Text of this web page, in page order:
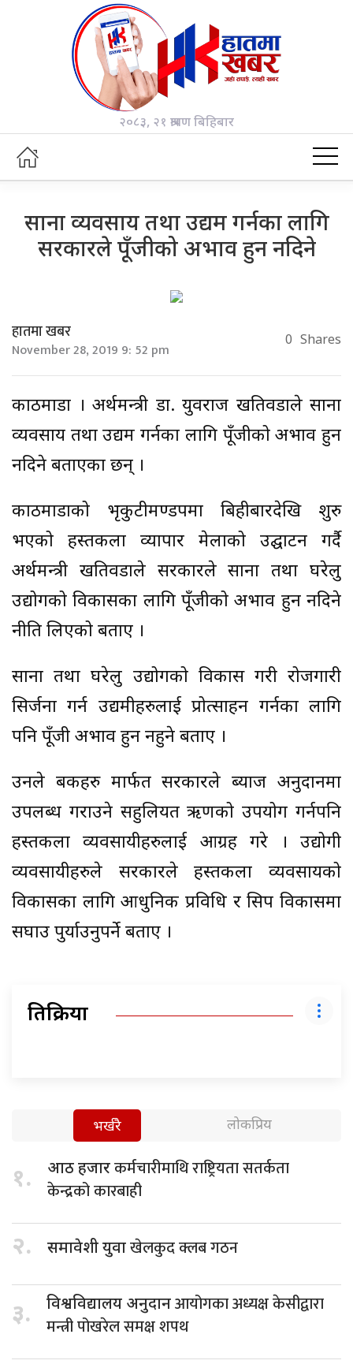
२०८३, २१ श्रावण बिहिबार
साना व्यवसाय तथा उद्यम गर्नका लागि
सरकारले पूँजीको अभाव हुन नदिने
हातमा खबर
November 28, 2019 9: 52 pm 0 Shares
काठमाडौं । अर्थमन्त्री डा. युवराज खतिवडाले साना
व्यवसाय तथा उद्यम गर्नका लागि पूँजीको अभाव हुन
नदिने बताएका छन् ।
काठमाडौंको भृकुटीमण्डपमा बिहीबारदेखि शुरु
भएको हस्तकला व्यापार मेलाको उद्घाटन गर्दै
अर्थमन्त्री खतिवडाले सरकारले साना तथा घरेलु
उद्योगको विकासका लागि पूँजीको अभाव हुन नदिने
नीति लिएको बताए ।
साना तथा घरेलु उद्योगको विकास गरी रोजगारी
सिर्जना गर्न उद्यमीहरुलाई प्रोत्साहन गर्नका लागि
पनि पूँजी अभाव हुन नहुने बताए ।
उनले बैंकहरु मार्फत सरकारले ब्याज अनुदानमा
उपलब्ध गराउने सहुलियत ऋणको उपयोग गर्नपनि
हस्तकला व्यवसायीहरुलाई आग्रह गरे । उद्योगी
व्यवसायीहरुले सरकारले हस्तकला व्यवसायको
विकासका लागि आधुनिक प्रविधि र सिप विकासमा
सघाउ पुर्याउनुपर्ने बताए ।
प्रतिक्रिया
भर्खरै लोकप्रिय
१. आठ हजारकर्मचारीमाथि राष्ट्रियता सतर्कता
केन्द्रको कारबाही
२. समावेशी युवाखेलकुद क्लब गठन
३. विश्वविद्यालय अनुदानआयोगका अध्यक्ष केसीद्वारा
मन्त्री पोखरेल समक्ष शपथ